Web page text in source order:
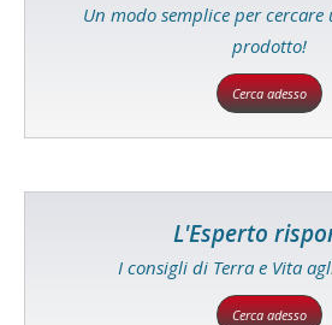
Un modo semplice per
prodotto!
Cerca adesso
L'Esperto
I consigli di Terra e Vita
Cerca adesso